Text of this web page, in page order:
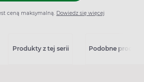
ceną maksymalną. Dowiedz się więcej
Produkty z tej serii Podobne